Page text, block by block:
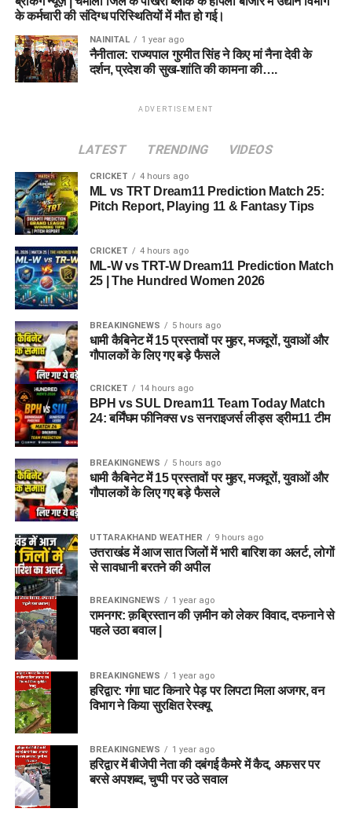
के कर्मचारी की संदिग्ध परिस्थितियों में मौत हो गई।
NAINITAL 1 year ago
नैनीताल: राज्यपाल गुरमीत सिंह ने किए मां नैना देवी के
दर्शन, प्रदेश की सुख-शांति की कामना की….
ADVERTISEMENT
LATEST TRENDING VIDEOS
CRICKET 4 hours ago
ML vs TRT Dream11 Prediction Match 25:
Pitch Report, Playing 11 & Fantasy Tips
CRICKET 4 hours ago
ML-W vs TRT-W Dream11 Prediction Match
25 | The Hundred Women 2026
BREAKINGNEWS 5 hours ago
धामी कैबिनेट में 15 प्रस्तावों पर मुहर, मजदूरों, युवाओं और
गौपालकों के लिए गए बड़े फैसले
CRICKET 14 hours ago
BPH vs SUL Dream11 Team Today Match
24: बर्मिंघम फीनिक्स vs सनराइजर्स लीड्स ड्रीम11 टीम
BREAKINGNEWS 5 hours ago
धामी कैबिनेट में 15 प्रस्तावों पर मुहर, मजदूरों, युवाओं और
गौपालकों के लिए गए बड़े फैसले
UTTARAKHAND WEATHER 9 hours ago
उत्तराखंड में आज सात जिलों में भारी बारिश का अलर्ट, लोगों
से सावधानी बरतने की अपील
BREAKINGNEWS 1 year ago
रामनगर: क़ब्रिस्तान की ज़मीन को लेकर विवाद, दफनाने से
पहले उठा बवाल |
BREAKINGNEWS 1 year ago
हरिद्वार: गंगा घाट किनारे पेड़ पर लिपटा मिला अजगर, वन
विभाग ने किया सुरक्षित रेस्क्यू
BREAKINGNEWS 1 year ago
हरिद्वार में बीजेपी नेता की दबंगई कैमरे में कैद, अफसर पर
बरसे अपशब्द, चुप्पी पर उठे सवाल